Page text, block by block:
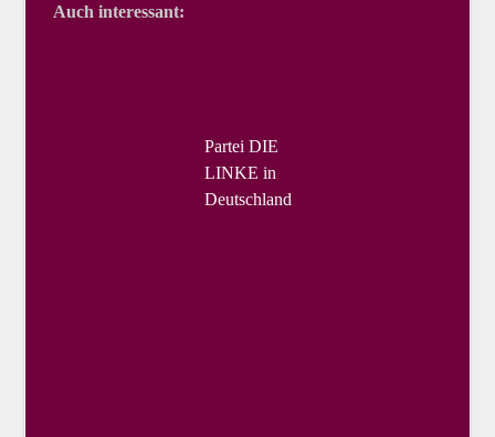
Auch interessant:
Partei DIE
LINKE in
Deutschland